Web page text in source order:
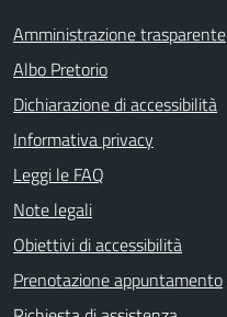
Amministrazione trasparente
Albo Pretorio
Dichiarazione di accessibilità
Informativa privacy
Leggi le FAQ
Note legali
Obiettivi di accessibilità
Prenotazione appuntamento